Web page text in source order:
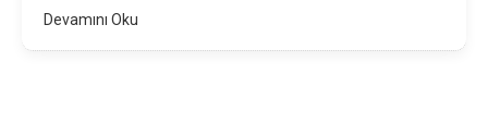
Devamını Oku